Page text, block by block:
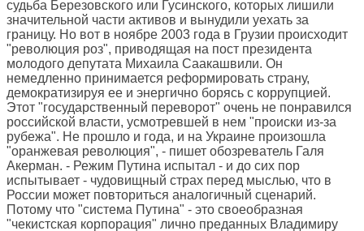
судьба Березовского или Гусинского, которых лишили
значительной части активов и вынудили уехать за
границу. Но вот в ноябре 2003 года в Грузии происходит
"революция роз", приводящая на пост президента
молодого депутата Михаила Саакашвили. Он
немедленно принимается реформировать страну,
демократизируя ее и энергично борясь с коррупцией.
Этот "государственный переворот" очень не понравился
российской власти, усмотревшей в нем "происки из-за
рубежа". Не прошло и года, и на Украине произошла
"оранжевая революция", - пишет обозреватель Галя
Акерман. - Режим Путина испытал - и до сих пор
испытывает - чудовищный страх перед мыслью, что в
России может повториться аналогичный сценарий.
Потому что "система Путина" - это своеобразная
"чекистская корпорация" лично преданных Владимиру